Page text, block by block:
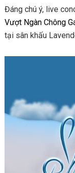
Đáng chú ý, live
Vượt Ngàn Chông
tại sân khấu